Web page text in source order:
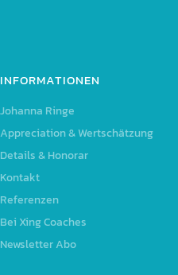
INFORMATIONEN
Johanna Ringe
Appreciation & Wertschätzung
Details & Honorar
Kontakt
Referenzen
Bei Xing Coaches
Newsletter Abo